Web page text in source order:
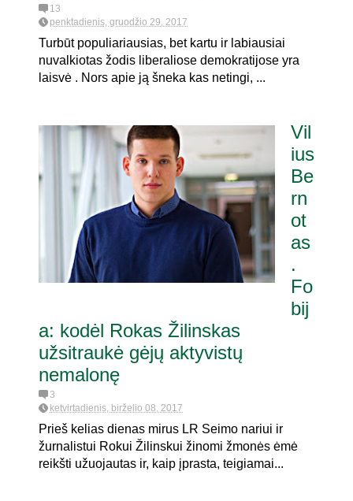
13
penktadienis, gruodžio 29, 2017
Turbūt populiariausias, bet kartu ir labiausiai
nuvalkiotas žodis liberaliose demokratijose yra
laisvė . Nors apie ją šneka kas netingi, ...
Vil
ius
Be
rn
ot
as
.
Fo
bij
a: kodėl Rokas Žilinskas
užsitraukė gėjų aktyvistų
nemalonę
3
ketvirtadienis, birželio 08, 2017
Prieš kelias dienas mirus LR Seimo nariui ir
žurnalistui Rokui Žilinskui žinomi žmonės ėmė
reikšti užuojautas ir, kaip įprasta, teigiamai...